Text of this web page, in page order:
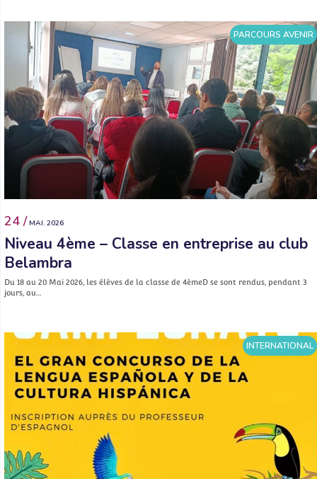
PARCOURS AVENIR
24 / MAI. 2026
Niveau 4ème – Classe en entreprise au club
Belambra
Du 18 au 20 Mai 2026, les élèves de la classe de 4èmeD se sont rendus, pendant 3
jours, au…
INTERNATIONAL